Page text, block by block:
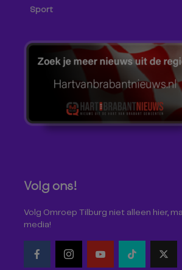
Sport
Volg ons!
Volg Omroep Tilburg niet alleen hier,
media!